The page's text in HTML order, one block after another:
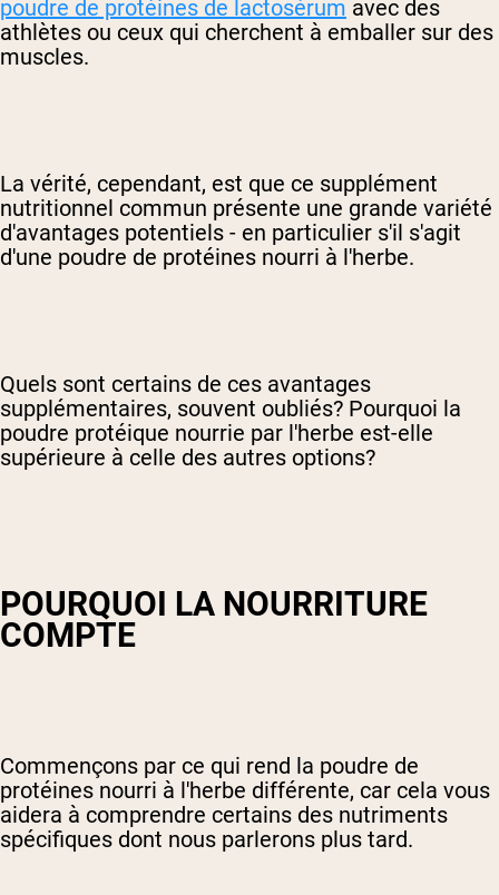
poudre de protéines de lactosérum avec des
athlètes ou ceux qui cherchent à emballer sur des
muscles.
La vérité, cependant, est que ce supplément
nutritionnel commun présente une grande variété
d'avantages potentiels - en particulier s'il s'agit
d'une poudre de protéines nourri à l'herbe.
Quels sont certains de ces avantages
supplémentaires, souvent oubliés? Pourquoi la
poudre protéique nourrie par l'herbe est-elle
supérieure à celle des autres options?
POURQUOI LA NOURRITURE
COMPTE
Commençons par ce qui rend la poudre de
protéines nourri à l'herbe différente, car cela vous
aidera à comprendre certains des nutriments
spécifiques dont nous parlerons plus tard.